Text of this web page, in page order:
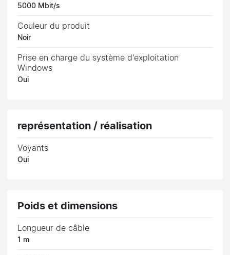
5000 Mbit/s
Couleur du produit
Noir
Prise en charge du système d'exploitation
Windows
Oui
représentation / réalisation
Voyants
Oui
Poids et dimensions
Longueur de câble
1 m